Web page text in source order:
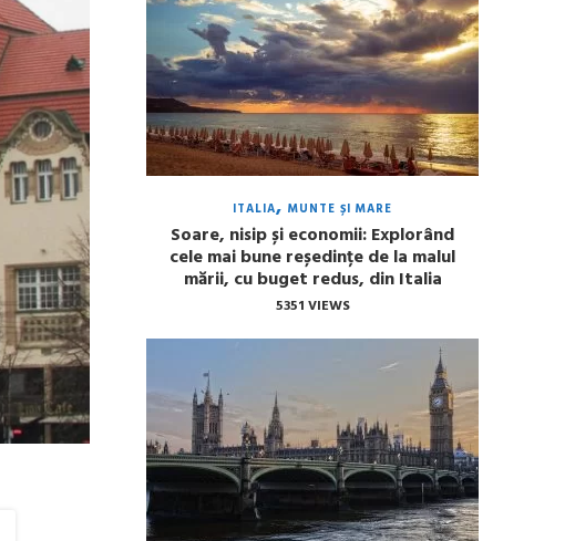
ITALIA MUNTE ȘI MARE
Soare, nisip și economii: Explorând
cele mai bune reședințe de la malul
mării, cu buget redus, din Italia
5351 VIEWS